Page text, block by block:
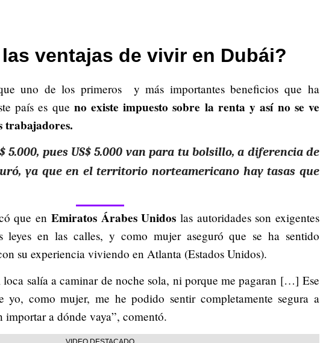
ventajas de vivir en Dubái?
uno de los primeros y más importantes beneficios que ha
país es que no existe impuesto sobre la renta y así no se ve
trabajadores.
5.000, pues US$ 5.000 van para tu bolsillo, a diferencia de
ya que en el territorio norteamericano hay tasas que
que en Emiratos Árabes Unidos las autoridades son exigentes
leyes en las calles, y como mujer aseguró que se ha sentido
su experiencia viviendo en Atlanta (Estados Unidos).
loca salía a caminar de noche sola, ni porque me pagaran […] Ese
yo, como mujer, me he podido sentir completamente segura a
a dónde vaya”, comentó.